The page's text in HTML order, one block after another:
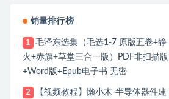
销量排行榜
1
毛泽东选集（毛选1-7 原版五卷+静
火+赤旗+草堂三合一版）PDF非扫描版
+Word版+Epub电子书 无密
2
【视频教程】懒小木-半导体器件建